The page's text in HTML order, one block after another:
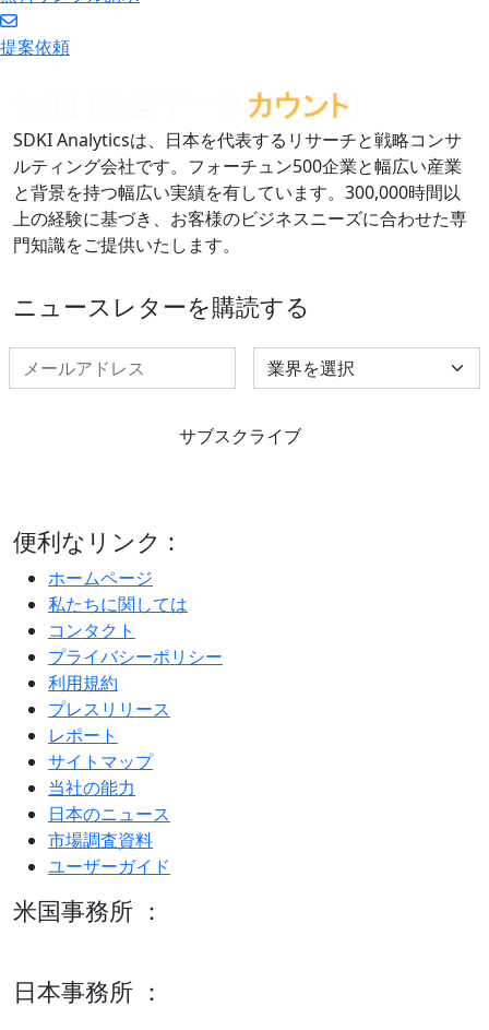
提案依頼
SDKI Analyticsは、日本を代表するリサーチと戦略コンサ
ルティング会社です。フォーチュン500企業と幅広い産業
と背景を持つ幅広い実績を有しています。300,000時間以
上の経験に基づき、お客様のビジネスニーズに合わせた専
門知識をご提供いたします。
ニュースレターを購読する
Select Industry
サブスクライブ
便利なリンク :
ホームページ
私たちに関しては
コンタクト
プライバシーポリシー
利用規約
プレスリリース
レポート
サイトマップ
当社の能力
日本のニュース
市場調査資料
ユーザーガイド
米国事務所 ：
日本事務所 ：